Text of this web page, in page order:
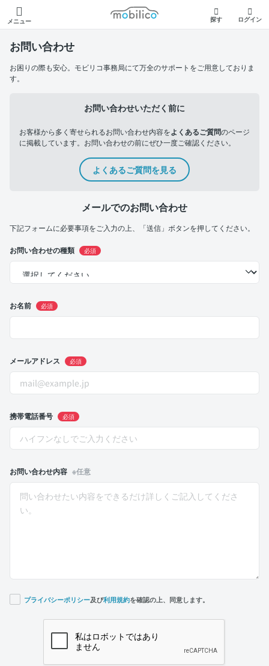
メニュー
モビリコ
探す ログイン
お問い合わせ
お困りの際も安心。モビリコ事務局にて万全のサポートをご用意しておりま
す。
お問い合わせいただく前に
お客様から多く寄せられるお問い合わせ内容をよくあるご質問のページ
に掲載しています。お問い合わせの前にぜひ一度ご確認ください。
よくあるご質問を見る
メールでのお問い合わせ
下記フォームに必要事項をご入力の上、「送信」ボタンを押してください。
お問い合わせの種類 必須
お名前 必須
メールアドレス 必須
携帯電話番号 必須
お問い合わせ内容 ※任意
プライバシーポリシー及び利用規約を確認の上、同意します。